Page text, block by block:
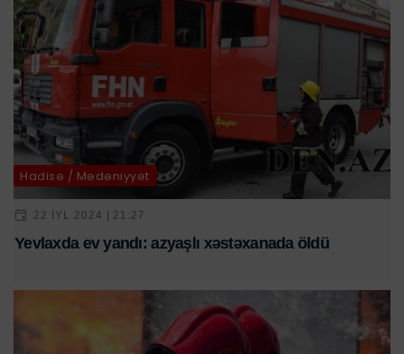
Hadisə / Mədəniyyət
22 IYL 2024 | 21:27
Yevlaxda ev yandı: azyaşlı xəstəxanada öldü